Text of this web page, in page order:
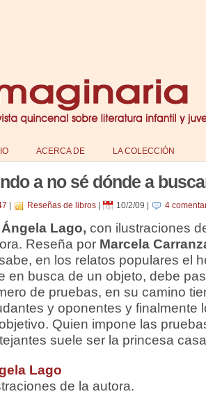
ACERCA DE LA COLECCIÓN
a no sé dónde a
Reseñas de libros| 10/2/09 4
Ángela Lago, con ilustraciones
Reseña por Marcela
en los relatos populares el
en busca de un objeto, debe
de pruebas, en su camino
y oponentes y finalmente
Quien impone las
suele ser la princesa
Lago
de la autora.